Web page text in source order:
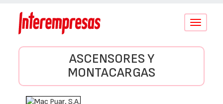
Conmutar
ASCENSORES Y
MONTACARGAS